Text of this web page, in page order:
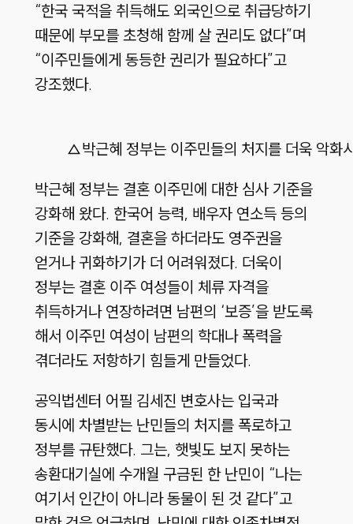
“한국 국적을 취득해도 외국인으로 취급당하기
때문에 부모를 초청해 함께 살 권리도 없다”며
“이주민들에게 동등한 권리가 필요하다”고
강조했다.
△박근혜 정부는 이주민들의 처지를 더욱 악화
박근혜 정부는 결혼 이주민에 대한 심사 기준을
강화해 왔다. 한국어 능력, 배우자 연소득 등의
기준을 강화해, 결혼을 하더라도 영주권을
얻거나 귀화하기가 더 어려워졌다. 더욱이
정부는 결혼 이주 여성들이 체류 자격을
취득하거나 연장하려면 남편의 ‘보증’을 받도록
해서 이주민 여성이 남편의 학대나 폭력을
겪더라도 저항하기 힘들게 만들었다.
공익법센터 어필 김세진 변호사는 입국과
동시에 차별받는 난민들의 처지를 폭로하고
정부를 규탄했다. 그는, 햇빛도 보지 못하는
송환대기실에 수개월 구금된 한 난민이 “나는
여기서 인간이 아니라 동물이 된 것 같다”고